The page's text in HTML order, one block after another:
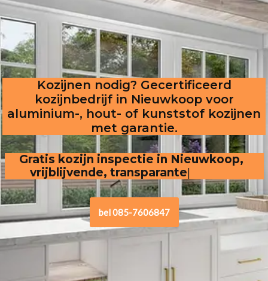
Kozijnen nodig? Gecertificeerd
kozijnbedrijf in Nieuwkoop voor
aluminium-, hout- of kunststof kozijnen
met garantie.
Gratis kozijn inspectie in Nieuwkoop,
vrijblijvende, transparante offerte
bel 085-7606847